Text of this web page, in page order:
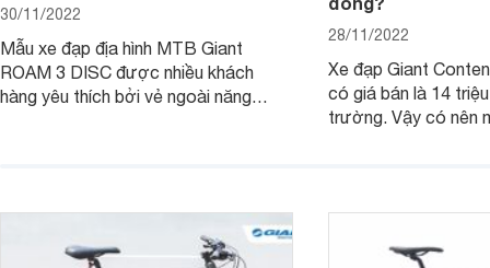
30/11/2022
Mẫu xe đạp địa hình MTB Giant
ROAM 3 DISC được nhiều khách
hàng yêu thích bởi vẻ ngoài năng
28/11/2022
Xe đạp Giant
có giá bán là 14
trường. Vậy có nên